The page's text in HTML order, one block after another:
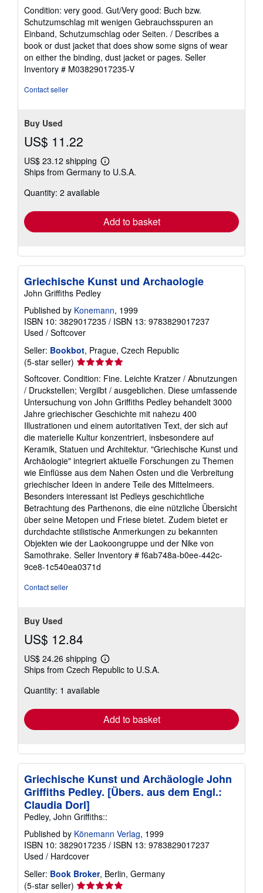
5
out
of
5
stars
Condition: very good. Gut/Very good: Buch bzw.
Schutzumschlag mit wenigen Gebrauchsspuren an
Einband, Schutzumschlag oder Seiten. / Describes a
book or dust jacket that does show some signs of wear
on either the binding, dust jacket or pages. Seller
Inventory # M03829017235-V
Contact seller
Buy Used
US$ 11.22
US$ 23.12 shipping
Learn
more
Ships from Germany to U.S.A.
Quantity: 2 available
Add to basket
Griechische Kunst und Archaologie
John Griffiths Pedley
Published by Konemann, 1999
ISBN 10: 3829017235 / ISBN 13: 9783829017237
Used / Softcover
Seller: Bookbot, Prague, Czech Republic
(5-star seller) Seller
rating
5
out
of
5
stars
Softcover. Condition: Fine. Leichte Kratzer / Abnutzungen
/ Druckstellen; Vergilbt / ausgeblichen. Diese umfassende
Untersuchung von John Griffiths Pedley behandelt 3000
Jahre griechischer Geschichte mit nahezu 400
Illustrationen und einem autoritativen Text, der sich auf
die materielle Kultur konzentriert, insbesondere auf
Keramik, Statuen und Architektur. "Griechische Kunst und
Archäologie" integriert aktuelle Forschungen zu Themen
wie Einflüsse aus dem Nahen Osten und die Verbreitung
griechischer Ideen in andere Teile des Mittelmeers.
Besonders interessant ist Pedleys geschichtliche
Betrachtung des Parthenons, die eine nützliche Übersicht
über seine Metopen und Friese bietet. Zudem bietet er
durchdachte stilistische Anmerkungen zu bekannten
Objekten wie der Laokoongruppe und der Nike von
Samothrake. Seller Inventory # f6ab748a-b0ee-442c-
9ce8-1c540ea0371d
Contact seller
Buy Used
US$ 12.84
US$ 24.26 shipping
Learn
more
Ships from Czech Republic to U.S.A.
Quantity: 1 available
Add to basket
Griechische Kunst und Archäologie John
Griffiths Pedley. [Übers. aus dem Engl.:
Claudia Dorl]
Pedley, John Griffiths::
Published by Könemann Verlag, 1999
ISBN 10: 3829017235 / ISBN 13: 9783829017237
Used / Hardcover
Seller: Book Broker, Berlin, Germany
(5-star seller) Seller